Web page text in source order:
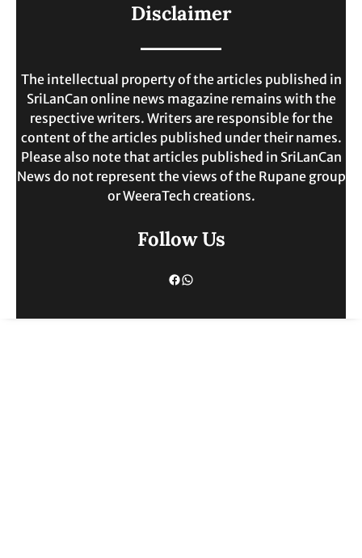
ඉහළට.
Disclaimer
The intellectual property of the articles published in
SriLanCan online news magazine remains with the
respective writers. Writers are responsible for the
content of the articles published under their names.
Please also note that articles published in SriLanCan
News do not represent the views of the Rupane group
or WeeraTech creations.
Follow Us
Facebook
WhatsApp